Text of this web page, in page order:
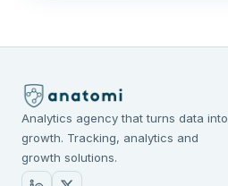
Analytics agency that turns data into
growth. Tracking, analytics and
growth solutions.